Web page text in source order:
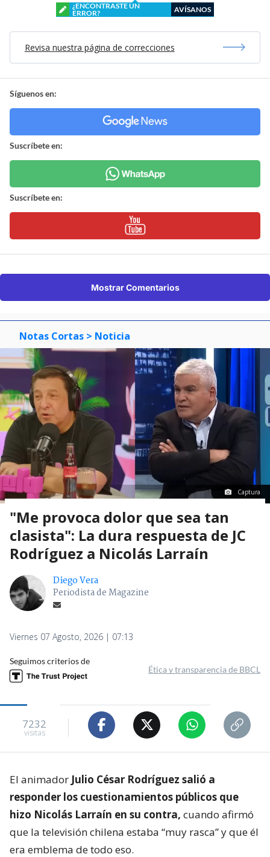
¿ENCONTRASTE UN
ERROR?
AVÍSANOS
Revisa nuestra página de correcciones
Síguenos en:
Suscríbete en:
Suscríbete en:
Mostrar Comentarios
Notas Cortas > Noticia
Captura
"Me provoca dolor que sea tan
clasista": La dura respuesta de JC
Rodríguez a Nicolás Larraín
Diego Vera
Periodista de Magazine
Viernes 07 Agosto, 2026 | 07:13
Seguimos criterios de
Ética y transparencia de BBCL
7232
visitas
El animador Julio César Rodríguez salió a
responder los cuestionamientos públicos que
hizo Nicolás Larraín en su contra, cuando afirmó
que la televisión chilena estaba “muy rasca” y que él
era emblema de todo eso.